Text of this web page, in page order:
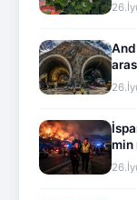
And
min